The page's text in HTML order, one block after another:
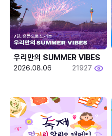
우리만의 SUMMER VIBES
2026.08.06 21927